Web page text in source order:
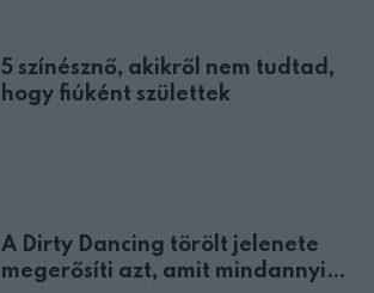
5 színésznő, akikről nem tudtad,
hogy fiúként születtek
A Dirty Dancing törölt jelenete
megerősíti azt, amit mindannyian